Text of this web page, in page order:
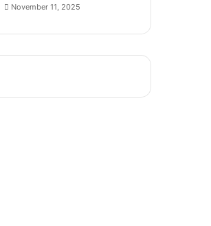
November 11, 2025